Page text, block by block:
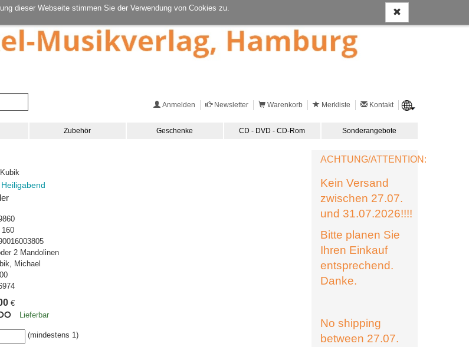
dieser Webseite stimmen Sie der Verwendung von Cookies zu.
Anmelden Newsletter Warenkorb Merkliste Kontakt
Zubehör Geschenke CD - DVD - CD-Rom Sonderangebote
160
2 Mandolinen
Michael
€
Lieferbar
(mindestens 1)
ACHTUNG/ATTENTION:
Kein Versand
zwischen 27.07.
und 31.07.2026!!!!
Bitte planen Sie
Ihren Einkauf
entsprechend.
Danke.
No shipping
between 27.07.